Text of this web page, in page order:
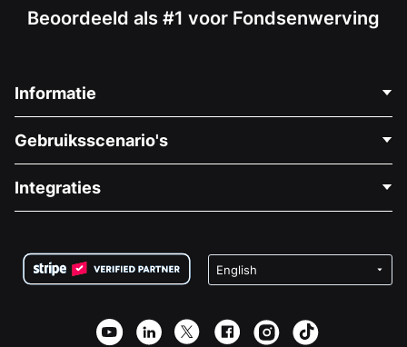
Beoordeeld als #1 voor Fondsenwerving
Informatie
Over Ons
Vacatures
Privacy
Affiliate Partnerschap
Gebruiksscenario's
Medische Fondsenwerving
Goede Doelen Fondsenwerving
Integraties
Wix Donatie Plugin
Webflow Donatie App
Joomla Donatie